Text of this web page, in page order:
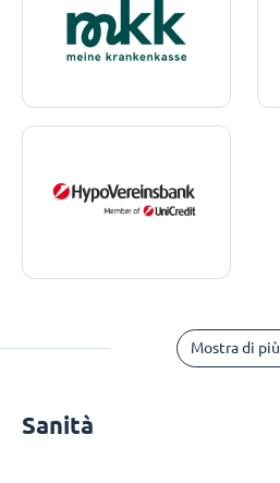
Mostra di più
Sanità